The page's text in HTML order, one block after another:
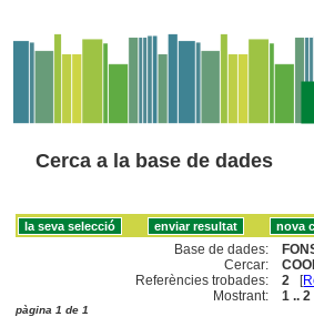
Cerca a la base de dades
Base de dades:
Cercar:
Referències trobades:
2 [
Mostrant:
1 .. 2
pàgina 1 de 1